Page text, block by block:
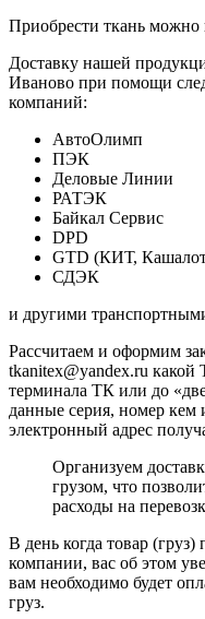
Приобрести ткань
Доставку нашей
Иваново при помощи
компаний:
АвтоОлимп
ПЭК
Деловые Линии
РАТЭК
Байкал Сервис
DPD
GTD (КИТ,
СДЭК
и другими
Рассчитаем и оформим
tkanitex@yandex.ru какой
терминала ТК или до
данные серия, номер кем
электронный адрес
Организуем
грузом, что
расходы на
В день когда товар
компании, вас об этом
вам необходимо будет
груз.